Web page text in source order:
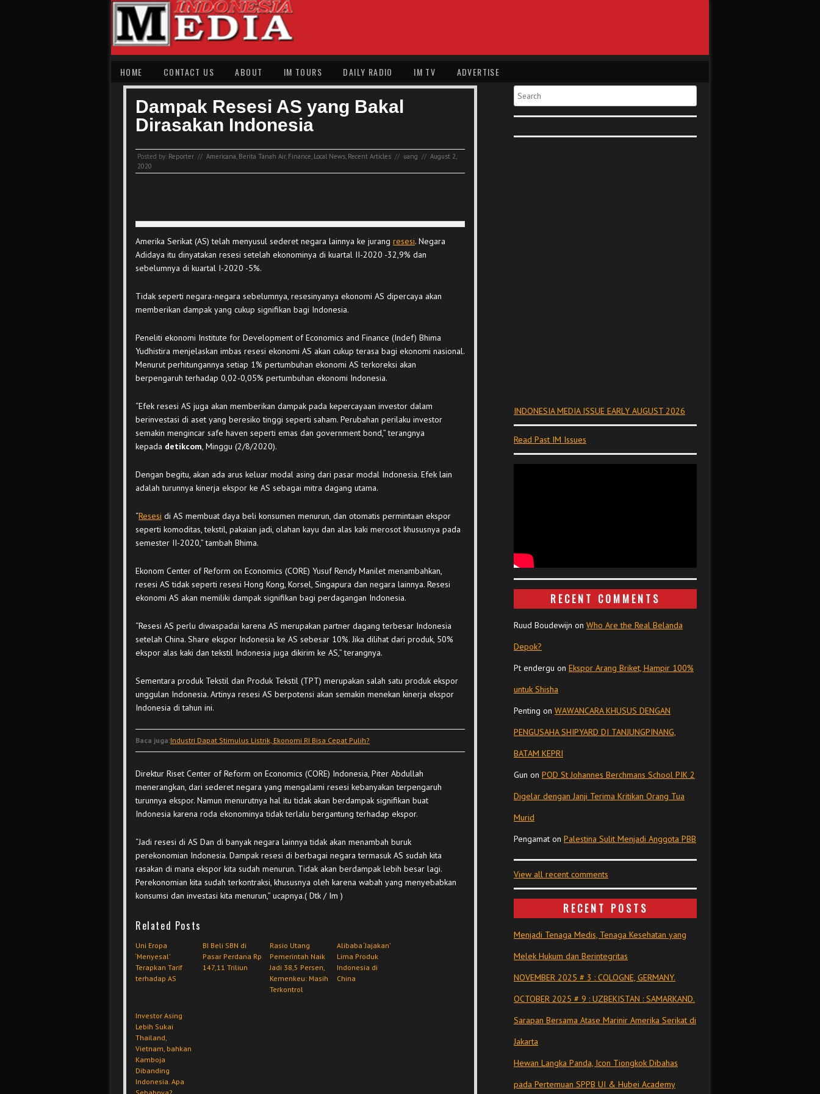
HOME CONTACT US ABOUT IM TOURS DAILY RADIO IM TV ADVERTISE
Dampak Resesi AS yang Bakal
Dirasakan Indonesia
Posted by: Reporter // Americana, Berita Tanah Air, Finance, Local News, Recent Articles // uang // August 2,
2020
Amerika Serikat (AS) telah menyusul sederet negara lainnya ke jurang resesi. Negara
Adidaya itu dinyatakan resesi setelah ekonominya di kuartal II-2020 -32,9% dan
sebelumnya di kuartal I-2020 -5%.
Tidak seperti negara-negara sebelumnya, resesinyanya ekonomi AS dipercaya akan
memberikan dampak yang cukup signifikan bagi Indonesia.
Peneliti ekonomi Institute for Development of Economics and Finance (Indef) Bhima
Yudhistira menjelaskan imbas resesi ekonomi AS akan cukup terasa bagi ekonomi nasional.
Menurut perhitungannya setiap 1% pertumbuhan ekonomi AS terkoreksi akan
berpengaruh terhadap 0,02-0,05% pertumbuhan ekonomi Indonesia.
“Efek resesi AS juga akan memberikan dampak pada kepercayaan investor dalam
berinvestasi di aset yang beresiko tinggi seperti saham. Perubahan perilaku investor
semakin mengincar safe haven seperti emas dan government bond,” terangnya
kepada detikcom, Minggu (2/8/2020).
Dengan begitu, akan ada arus keluar modal asing dari pasar modal Indonesia. Efek lain
adalah turunnya kinerja ekspor ke AS sebagai mitra dagang utama.
“Resesi di AS membuat daya beli konsumen menurun, dan otomatis permintaan ekspor
seperti komoditas, tekstil, pakaian jadi, olahan kayu dan alas kaki merosot khususnya pada
semester II-2020,” tambah Bhima.
Ekonom Center of Reform on Economics (CORE) Yusuf Rendy Manilet menambahkan,
resesi AS tidak seperti resesi Hong Kong, Korsel, Singapura dan negara lainnya. Resesi
ekonomi AS akan memiliki dampak signifikan bagi perdagangan Indonesia.
“Resesi AS perlu diwaspadai karena AS merupakan partner dagang terbesar Indonesia
setelah China. Share ekspor Indonesia ke AS sebesar 10%. Jika dilihat dari produk, 50%
ekspor alas kaki dan tekstil Indonesia juga dikirim ke AS,” terangnya.
Sementara produk Tekstil dan Produk Tekstil (TPT) merupakan salah satu produk ekspor
unggulan Indonesia. Artinya resesi AS berpotensi akan semakin menekan kinerja ekspor
Indonesia di tahun ini.
Baca juga:Industri Dapat Stimulus Listrik, Ekonomi RI Bisa Cepat Pulih?
Direktur Riset Center of Reform on Economics (CORE) Indonesia, Piter Abdullah
menerangkan, dari sederet negara yang mengalami resesi kebanyakan terpengaruh
turunnya ekspor. Namun menurutnya hal itu tidak akan berdampak signifikan buat
Indonesia karena roda ekonominya tidak terlalu bergantung terhadap ekspor.
“Jadi resesi di AS Dan di banyak negara lainnya tidak akan menambah buruk
perekonomian Indonesia. Dampak resesi di berbagai negara termasuk AS sudah kita
rasakan di mana ekspor kita sudah menurun. Tidak akan berdampak lebih besar lagi.
Perekonomian kita sudah terkontraksi, khususnya oleh karena wabah yang menyebabkan
konsumsi dan investasi kita menurun,” ucapnya.( Dtk / Im )
Related Posts
Uni Eropa
‘Menyesal’
Terapkan Tarif
terhadap AS
BI Beli SBN di
Pasar Perdana Rp
147,11 Triliun
Rasio Utang
Pemerintah Naik
Jadi 38,5 Persen,
Kemenkeu: Masih
Terkontrol
Alibaba ‘Jajakan’
Lima Produk
Indonesia di
China
Investor Asing
Lebih Sukai
Thailand,
Vietnam, bahkan
Kamboja
Dibanding
Indonesia. Apa
Search
INDONESIA MEDIA ISSUE EARLY AUGUST 2026
Read Past IM Issues
RECENT COMMENTS
Ruud Boudewijn on Who Are the Real Belanda
Depok?
Pt endergu on Ekspor Arang Briket, Hampir 100%
untuk Shisha
Penting on WAWANCARA KHUSUS DENGAN
PENGUSAHA SHIPYARD DI TANJUNGPINANG,
BATAM KEPRI
Gun on POD St Johannes Berchmans School PIK 2
Digelar dengan Janji Terima Kritikan Orang Tua
Murid
Pengamat on Palestina Sulit Menjadi Anggota PBB
View all recent comments
RECENT POSTS
Menjadi Tenaga Medis, Tenaga Kesehatan yang
Melek Hukum dan Berintegritas
NOVEMBER 2025 # 3 : COLOGNE, GERMANY.
OCTOBER 2025 # 9 : UZBEKISTAN : SAMARKAND.
Sarapan Bersama Atase Marinir Amerika Serikat di
Jakarta
Hewan Langka Panda, Icon Tiongkok Dibahas
pada Pertemuan SPPB UI & Hubei Academy